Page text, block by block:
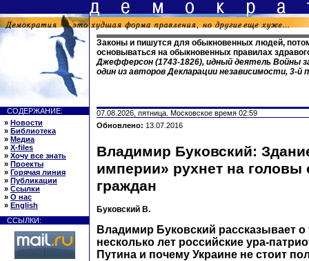
Законы и пишутся для обыкновенных людей,
основываться на обыкновенных правилах
Джефферсон (1743-1826), идный деятель Войны
один из авторов Декларации независимости, 3-
СОДЕРЖАНИЕ:
» Новости
» Библиотека
» Медиа
» X-files
» Хочу все знать
» Проекты
» Горячая линия
» Публикации
» Ссылки
» О нас
» English
ССЫЛКИ:
07.08.2026, пятница. Московское время 02:59
Обновлено: 13.07.2016
Владимир Буковский:
империи» рухнет на головы
граждан
Буковский В.
Владимир Буковский рассказывает о
несколько лет российские ура-
Путина и почему Украине не стоит